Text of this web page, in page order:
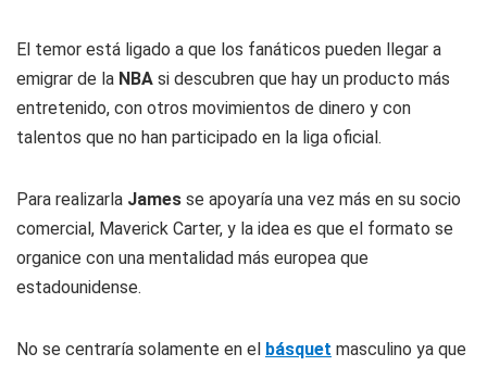
El temor está ligado a que los fanáticos pueden llegar a
emigrar de la NBA si descubren que hay un producto más
entretenido, con otros movimientos de dinero y con
talentos que no han participado en la liga oficial.
Para realizarla James se apoyaría una vez más en su socio
comercial, Maverick Carter, y la idea es que el formato se
organice con una mentalidad más europea que
estadounidense.
No se centraría solamente en el básquet masculino ya que